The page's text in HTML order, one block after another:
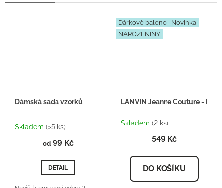
Dámská sada vzorků
hodnocení
je
z
5
Skladem (>5 ks)
od99 Kč
DETAIL
Dárkově baleno
Novinka
NAROZENINY
LANVIN Jeanne Couture -
Skladem (2 ks)
549 Kč
DO KOŠÍKU